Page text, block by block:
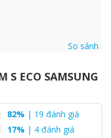
Kiểu
Sạc tại nhà máy
Áp lực âm thanh
So sánh
ECO SAMSUNG
82% | 19 đánh giá
17% | 4 đánh giá